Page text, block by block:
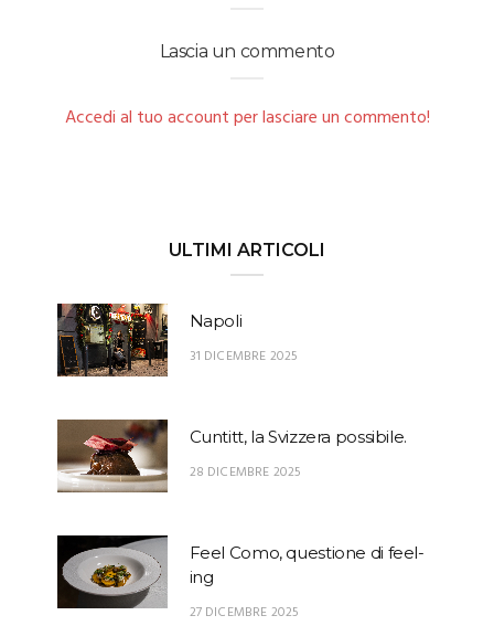
Lascia un commento
Accedi al tuo account per lasciare un commento!
ULTIMI ARTICOLI
Napoli
31 DICEMBRE 2025
Cuntitt, la Svizzera possibile.
28 DICEMBRE 2025
Feel Como, questione di feel-
ing
27 DICEMBRE 2025